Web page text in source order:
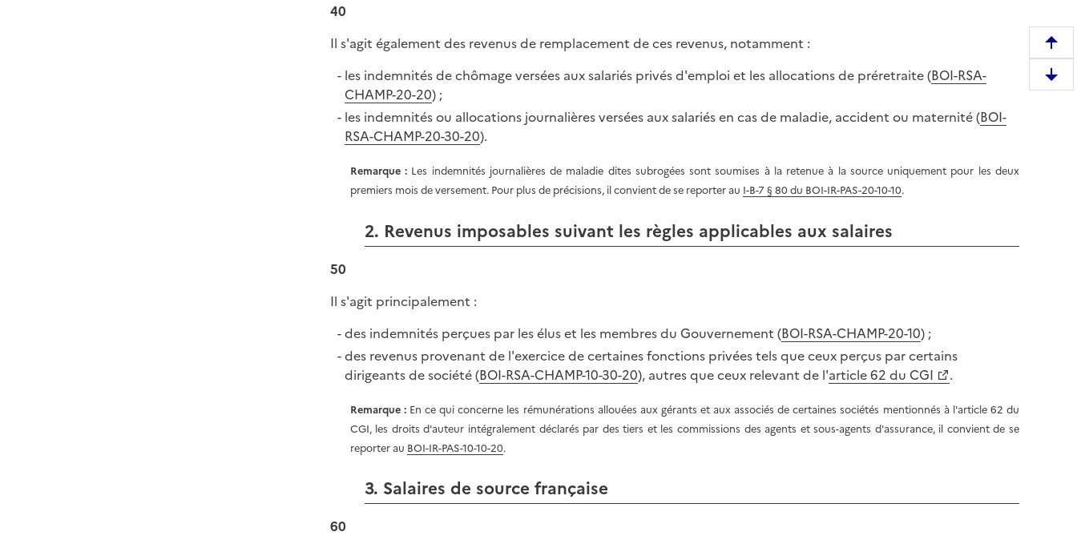
40
Il s'agit également des revenus de remplacement de ces revenus, notamment :
les indemnités de chômage versées aux salariés privés d'emploi et les allocations de préretraite (BOI-RSA-
CHAMP-20-20) ;
les indemnités ou allocations journalières versées aux salariés en cas de maladie, accident ou maternité (BOI-
RSA-CHAMP-20-30-20).
Remarque : Les indemnités journalières de maladie dites subrogées sont soumises à la retenue à la source uniquement pour les deux
premiers mois de versement. Pour plus de précisions, il convient de se reporter au I-B-7 § 80 du BOI-IR-PAS-20-10-10.
2. Revenus imposables suivant les règles applicables aux salaires
50
Il s'agit principalement :
des indemnités perçues par les élus et les membres du Gouvernement (BOI-RSA-CHAMP-20-10) ;
des revenus provenant de l'exercice de certaines fonctions privées tels que ceux perçus par certains
dirigeants de société (BOI-RSA-CHAMP-10-30-20), autres que ceux relevant de l'article 62 du CGI .
Remarque :En ce qui concerne les rémunérations allouées aux gérants et aux associés de certaines sociétés mentionnés à l'article 62 du
CGI, les droits d'auteur intégralement déclarés par des tiers et les commissions des agents et sous-agents d'assurance, il convient de se
reporter au BOI-IR-PAS-10-10-20.
3. Salaires de source française
60
e
m
D